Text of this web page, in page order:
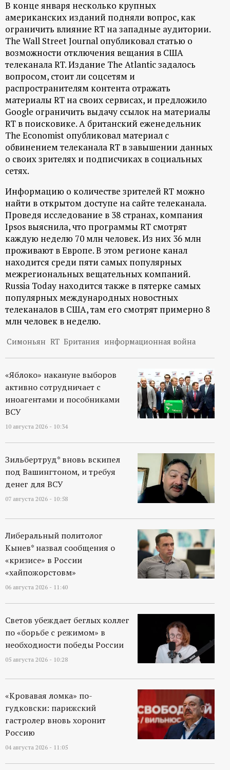
В конце января несколько крупных
американских изданий подняли вопрос, как
ограничить влияние RT на западные аудитории.
The Wall Street Journal опубликовал статью о
возможности отключения вещания в США
телеканала RT. Издание The Atlantic задалось
вопросом, стоит ли соцсетям и
распространителям контента отражать
материалы RT на своих сервисах, и предложило
Google ограничить выдачу ссылок на материалы
RT в поисковике. А британский еженедельник
The Economist опубликовал материал с
обвинением телеканала RT в завышении данных
о своих зрителях и подписчиках в социальных
сетях.
Информацию о количестве зрителей RT можно
найти в открытом доступе на сайте телеканала.
Проведя исследование в 38 странах, компания
Ipsos выяснила, что программы RT смотрят
каждую неделю 70 млн человек. Из них 36 млн
проживают в Европе. В этом регионе канал
находится среди пяти самых популярных
межрегиональных вещательных компаний.
Russia Today находится также в пятерке самых
популярных международных новостных
телеканалов в США, там его смотрят примерно 8
млн человек в неделю.
Симоньян RT Британия информационная война
«Яблоко» накануне выборов
активно сотрудничает с
иноагентами и пособниками
ВСУ
10 августа 2026 - 10:34
Зильбертруд* вновь вскипел
под Вашингтоном, и требуя
денег для ВСУ
07 августа 2026 - 10:58
Либеральный политолог
Кынев* назвал сообщения о
«кризисе» в России
«хайпожорстовм»
06 августа 2026 - 11:40
Светов убеждает беглых коллег
по «борьбе с режимом» в
необходиости победы России
05 августа 2026 - 10:28
«Кровавая ломка» по-
гудковски: парижский
гастролер вновь хоронит
Россию
04 августа 2026 - 11:05